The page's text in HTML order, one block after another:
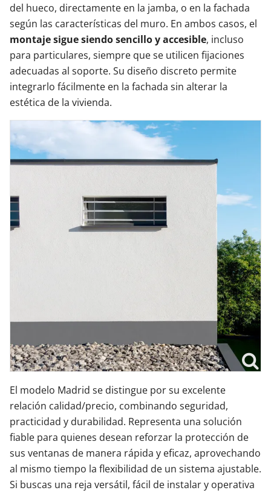
del hueco, directamente en la jamba, o en la fachada
según las características del muro. En ambos casos, el
montaje sigue siendo sencillo y accesible, incluso
para particulares, siempre que se utilicen fijaciones
adecuadas al soporte. Su diseño discreto permite
integrarlo fácilmente en la fachada sin alterar la
estética de la vivienda.
El modelo Madrid se distingue por su excelente
relación calidad/precio, combinando seguridad,
practicidad y durabilidad. Representa una solución
fiable para quienes desean reforzar la protección de
sus ventanas de manera rápida y eficaz, aprovechando
al mismo tiempo la flexibilidad de un sistema ajustable.
Si buscas una reja versátil, fácil de instalar y operativa